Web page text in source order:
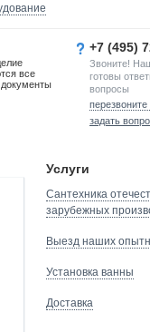
все
+7 (495)
Звоните!
готовы
вопросы
задать
Услуги
Сантехника
зарубежных
Выезд наших
Установка ванны
Доставка